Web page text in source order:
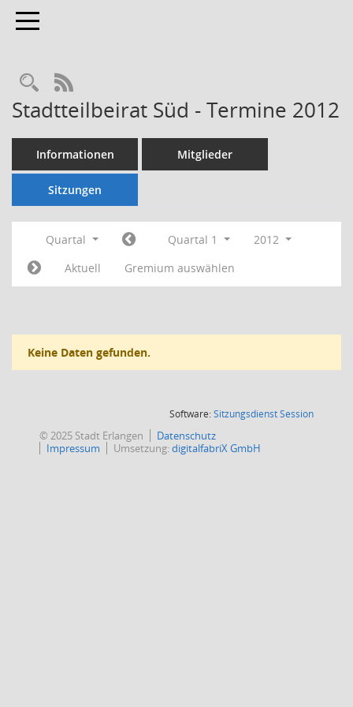
Toggle navigation
Rechercheauswahl
RSS-Feed
Stadtteilbeirat Süd - Termine 2012
Informationen Mitglieder
Sitzungen
Quartal Quartal 1
2012
Aktuell
Gremium auswählen
Keine Daten gefunden.
Software:SitzungsdienstSession(Wird in
© 2025 Stadt Erlangen
Datenschutz
Impressum
Umsetzung:digitalfabriX GmbH